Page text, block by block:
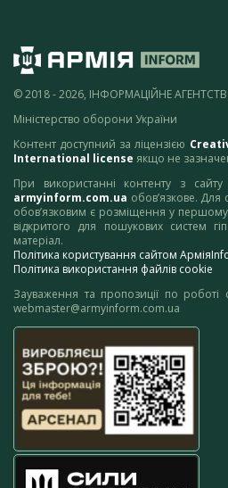
© 2018 - 2026, ІНФОРМАЦІЙНЕ
Міністерство оборони України
Контент доступний за ліцензією
International license якщо не
При використанні контенту з
armyinform.com.ua обов’язкове. Для
обов’язковим є розміщення у першому
відкритого для пошукових систем
матеріал.
Політика користування сайтом
Політика використання файлів cookie
Зауваження та пропозиції по роботі
webmaster@armyinform.com.ua